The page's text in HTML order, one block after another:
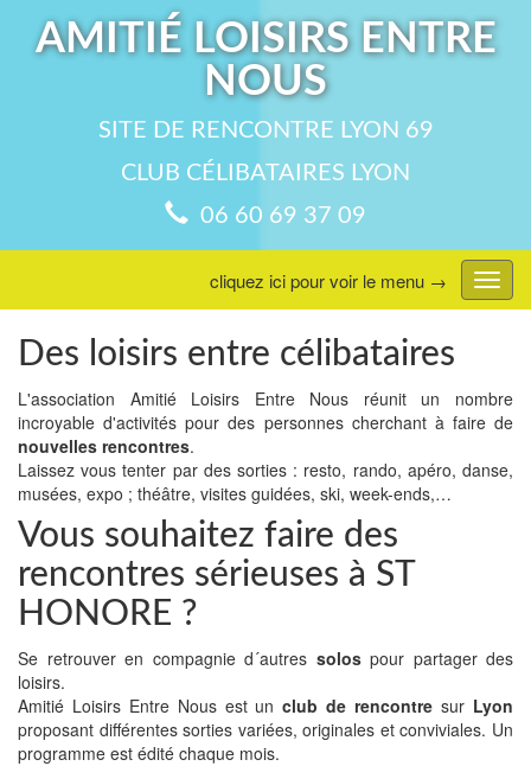
AMITIÉ LOISIRS ENTRE
NOUS
SITE DE RENCONTRE LYON 69
CLUB CÉLIBATAIRES LYON
06 60 69 37 09
menu
cliquez ici pour voir le menu →
Des loisirs entre célibataires
L'association Amitié Loisirs Entre Nous réunit un nombre
incroyable d'activités pour des personnes cherchant à faire de
nouvelles rencontres.
Laissez vous tenter par des sorties : resto, rando, apéro, danse,
musées, expo ; théâtre, visites guidées, ski, week-ends,…
Vous souhaitez faire des
rencontres sérieuses à ST
HONORE ?
Se retrouver en compagnie d´autres solospour partager des
loisirs.
Amitié Loisirs Entre Nous est unclub de rencontre sur Lyon
proposant différentes sorties variées, originales et conviviales. Un
programme est édité chaque mois.